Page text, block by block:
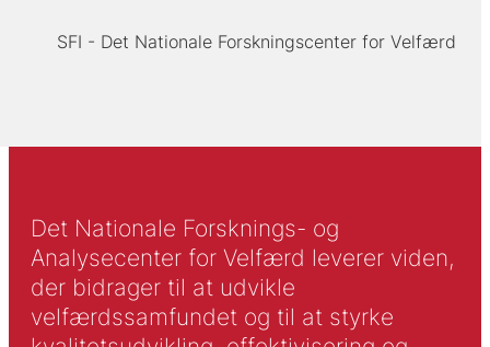
SFI - Det Nationale Forskningscenter for Velfærd
Det Nationale Forsknings- og
Analysecenter for Velfærd leverer viden,
der bidrager til at udvikle
velfærdssamfundet og til at styrke